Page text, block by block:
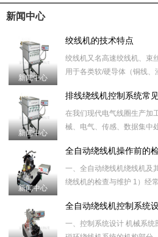
新闻中心
新闻中心
绞线机的技术特点
绞线机又名高速绞线机、束丝机、稔线机
用于各类软/硬导体（铜线
新闻中心
排线绕线机控制系统常
在我们现代电气线圈生产加
械、电气、传感、数据集中
的判断，
新闻中心
全自动绕线机操作前的
一、全自动绕线机绕线机及其辅
绕线机的检查与维护 1）经常检查各转动部位的润滑情况，确
全自动绕线机控制系统
一、控制系统设计 机械系统部分的设计，只是设计了全自动化